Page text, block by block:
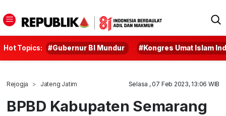
Hot Topics: #Gubernur BI Mundur #Kongres Umat Islam
Rejogja Jateng Jatim Selasa , 07 Feb 2023, 13:06 WIB
BPBD Kabupaten Semarang